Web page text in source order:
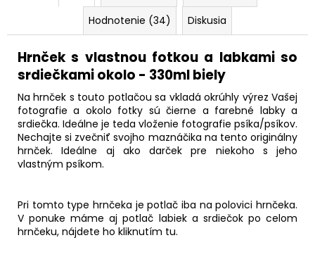
Hodnotenie (34)
Diskusia
Hrnček s vlastnou fotkou a labkami so
srdiečkami okolo - 330ml biely
Na hrnček s touto potlačou sa vkladá okrúhly výrez Vašej
fotografie a okolo fotky sú čierne a farebné labky a
srdiečka. Ideálne je teda vloženie fotografie psíka/psíkov.
Nechajte si zvečniť svojho maznáčika na tento originálny
hrnček. Ideálne aj ako darček pre niekoho s jeho
vlastným psíkom.
Pri tomto type hrnčeka je potlač iba na polovici hrnčeka.
V ponuke máme aj potlač labiek a srdiečok po celom
hrnčeku, nájdete ho kliknutím tu.